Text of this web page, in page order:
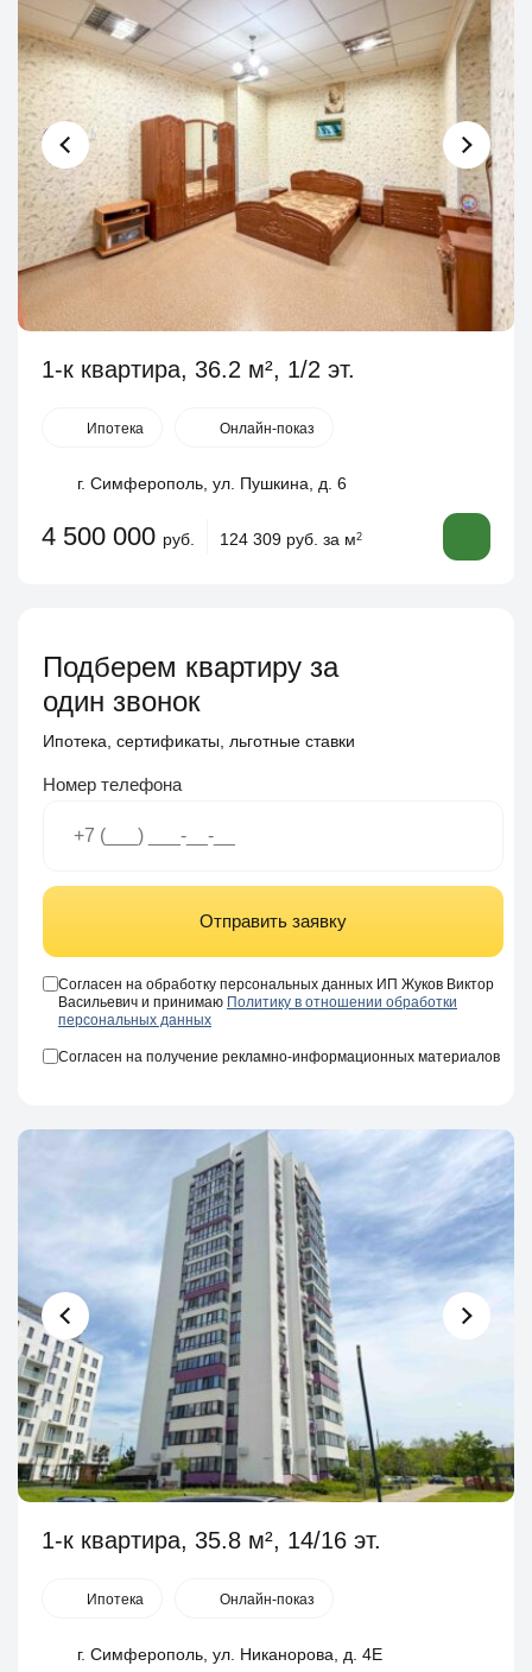
1-к квартира, 36.2 м², 1/2 эт.
Ипотека Онлайн-показ
г. Симферополь, ул. Пушкина, д. 6
4 500 000 руб. 124 309 руб. за м2
Подберем квартиру за
один звонок
Ипотека, сертификаты, льготные ставки
Номер телефона
Отправить заявку
Согласен на обработку персональных данных ИП Жуков Виктор
Васильевич и принимаю Политику в отношении обработки
персональных данных
Согласен на получение рекламно-информационных материалов
1-к квартира, 35.8 м², 14/16 эт.
Ипотека Онлайн-показ
г. Симферополь, ул. Никанорова, д. 4Е